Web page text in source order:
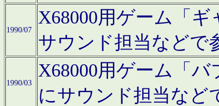
1990/07
X68000用ゲーム「
サウンド担当などで
1990/03
X68000用ゲーム「
にサウンド担当など